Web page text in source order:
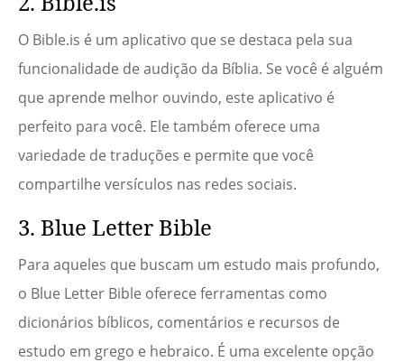
O Bible.is é um aplicativo que se destaca pela sua
funcionalidade de audição da Bíblia. Se você é alguém
que aprende melhor ouvindo, este aplicativo é
perfeito para você. Ele também oferece uma
variedade de traduções e permite que você
compartilhe versículos nas redes sociais.
3. Blue Letter Bible
Para aqueles que buscam um estudo mais profundo,
o Blue Letter Bible oferece ferramentas como
dicionários bíblicos, comentários e recursos de
estudo em grego e hebraico. É uma excelente opção